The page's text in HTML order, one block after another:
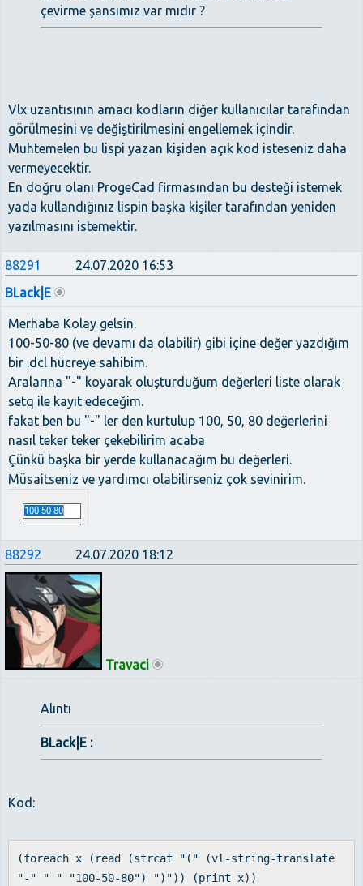
çevirme şansımız var mıdır ?
Vlx uzantısının amacı kodların diğer kullanıcılar tarafından
görülmesini ve değiştirilmesini engellemek içindir.
Muhtemelen bu lispi yazan kişiden açık kod isteseniz daha
vermeyecektir.
En doğru olanı ProgeCad firmasından bu desteği istemek
yada kullandığınız lispin başka kişiler tarafından yeniden
yazılmasını istemektir.
88291
24.07.2020 16:53
BLack|E
Merhaba Kolay gelsin.
100-50-80 (ve devamı da olabilir) gibi içine değer yazdığım
bir .dcl hücreye sahibim.
Aralarına "-" koyarak oluşturduğum değerleri liste olarak
setq ile kayıt edeceğim.
fakat ben bu "-" ler den kurtulup 100, 50, 80 değerlerini
nasıl teker teker çekebilirim acaba
Çünkü başka bir yerde kullanacağım bu değerleri.
Müsaitseniz ve yardımcı olabilirseniz çok sevinirim.
88292 24.07.2020 18:12
Travaci
Alıntı
BLack|E :
Kod:
(foreach x (read (strcat "(" (vl-string-translate
"-" " " "100-50-80") ")")) (print x))